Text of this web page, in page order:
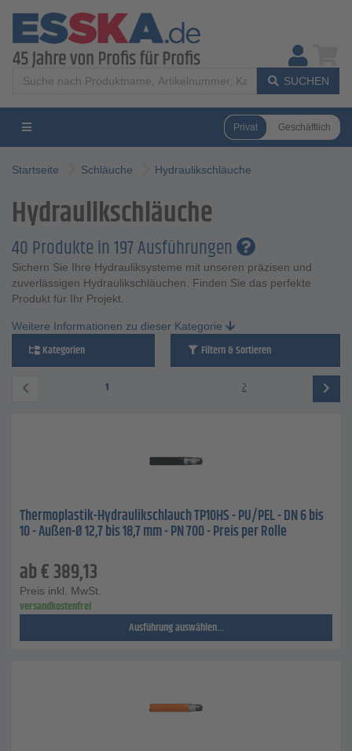
SUCHEN
Privat Geschäftlich
Startseite Schläuche Hydraulikschläuche
Hydraulikschläuche
40 Produkte in 197 Ausführungen
Sichern Sie Ihre Hydrauliksysteme mit unseren präzisen und
zuverlässigen Hydraulikschläuchen. Finden Sie das perfekte
Produkt für Ihr Projekt.
Weitere Informationen zu dieser Kategorie
Kategorien Filtern & Sortieren
1 2
Thermoplastik-Hydraulikschlauch TP10HS - PU/PEL - DN 6 bis
10 - Außen-Ø 12,7 bis 18,7 mm - PN 700 - Preis per Rolle
ab€389,13
Preis inkl. MwSt.
versandkostenfrei
Ausführung auswählen...